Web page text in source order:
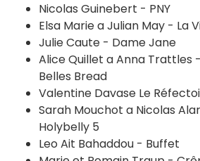
Nicolas Guinebert - PNY
Elsa Marie a Julian May - La
Julie Caute - Dame Jane
Alice Quillet a Anna Trattles
Belles Bread
Valentine Davase Le
Sarah Mouchot a Nicolas
Holybelly 5
Leo Ait Bahaddou - Buffet